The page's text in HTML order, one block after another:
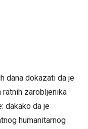
dana dokazati da je
zarobljenika
dakako da je
humanitarnog